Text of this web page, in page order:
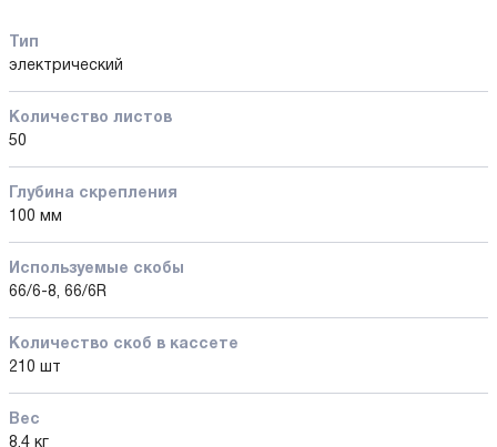
Тип
электрический
Количество листов
50
Глубина скрепления
100 мм
Используемые скобы
66/6-8, 66/6R
Количество cкоб в кассете
210 шт
Вес
8.4 кг